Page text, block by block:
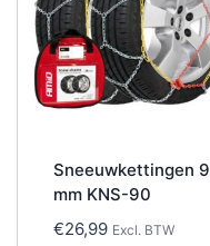
Sneeuwkettingen 9
mm KNS-90
€26,99 Excl. BTW